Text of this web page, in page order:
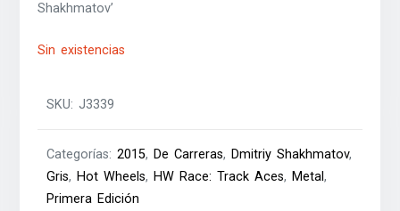
Shakhmatov’
Sin existencias
SKU:J3339
Categorías:2015, De Carreras, Dmitriy Shakhmatov,
Gris, Hot Wheels, HW Race: Track Aces, Metal,
Primera Edición